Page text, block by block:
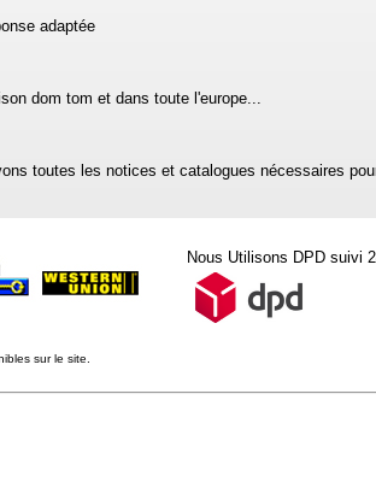
adaptée
dom tom et dans toute l'europe...
toutes les notices et catalogues nécessaires
Nous Utilisons DPD suivi
sur le site.